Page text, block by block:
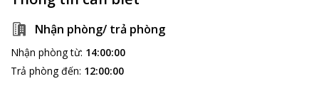
Nhận phòng/ trả phòng
Nhận phòng từ: 14:00:00
Trả phòng đến: 12:00:00